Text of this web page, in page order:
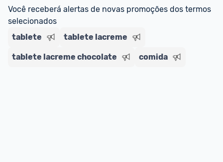
Você receberá alertas de novas promoções dos termos
selecionados
tablete
tablete lacreme
tablete lacreme chocolate comida